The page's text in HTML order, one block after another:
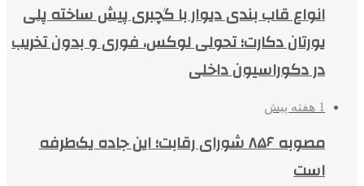
انواع قاب بندی دیوار با گچبری پیش ساخته پلی
یورتان دکارت؛ تحولی لوکس، فوری و بدون تخریب
در دکوراسیون داخلی
1 هفته پیش
مصوبه ۸۵۶ شورای رقابت؛ این جاده یک‌طرفه
است